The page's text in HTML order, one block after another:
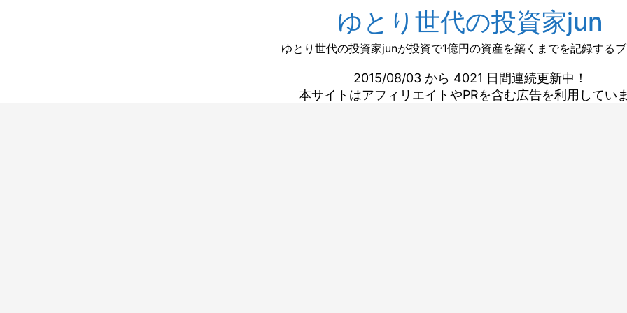
ゆとり世代の投資家jun
ゆとり世代の投資家junが投資で1億円の資産を築くまでを記録するブ
2015/08/03 から 4021 日間連続更新中！
本サイトはアフィリエイトやPRを含む広告を利用してい